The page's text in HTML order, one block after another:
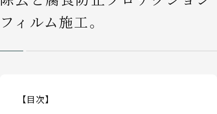
フィルム施工。
【目次】